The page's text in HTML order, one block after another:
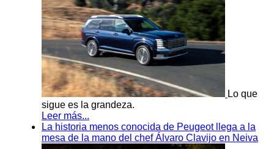
Lo que
sigue es la grandeza.
Leer más...
La historia menos conocida de Peugeot llega a la
mesa de la mano del chef Álvaro Clavijo en Neiva